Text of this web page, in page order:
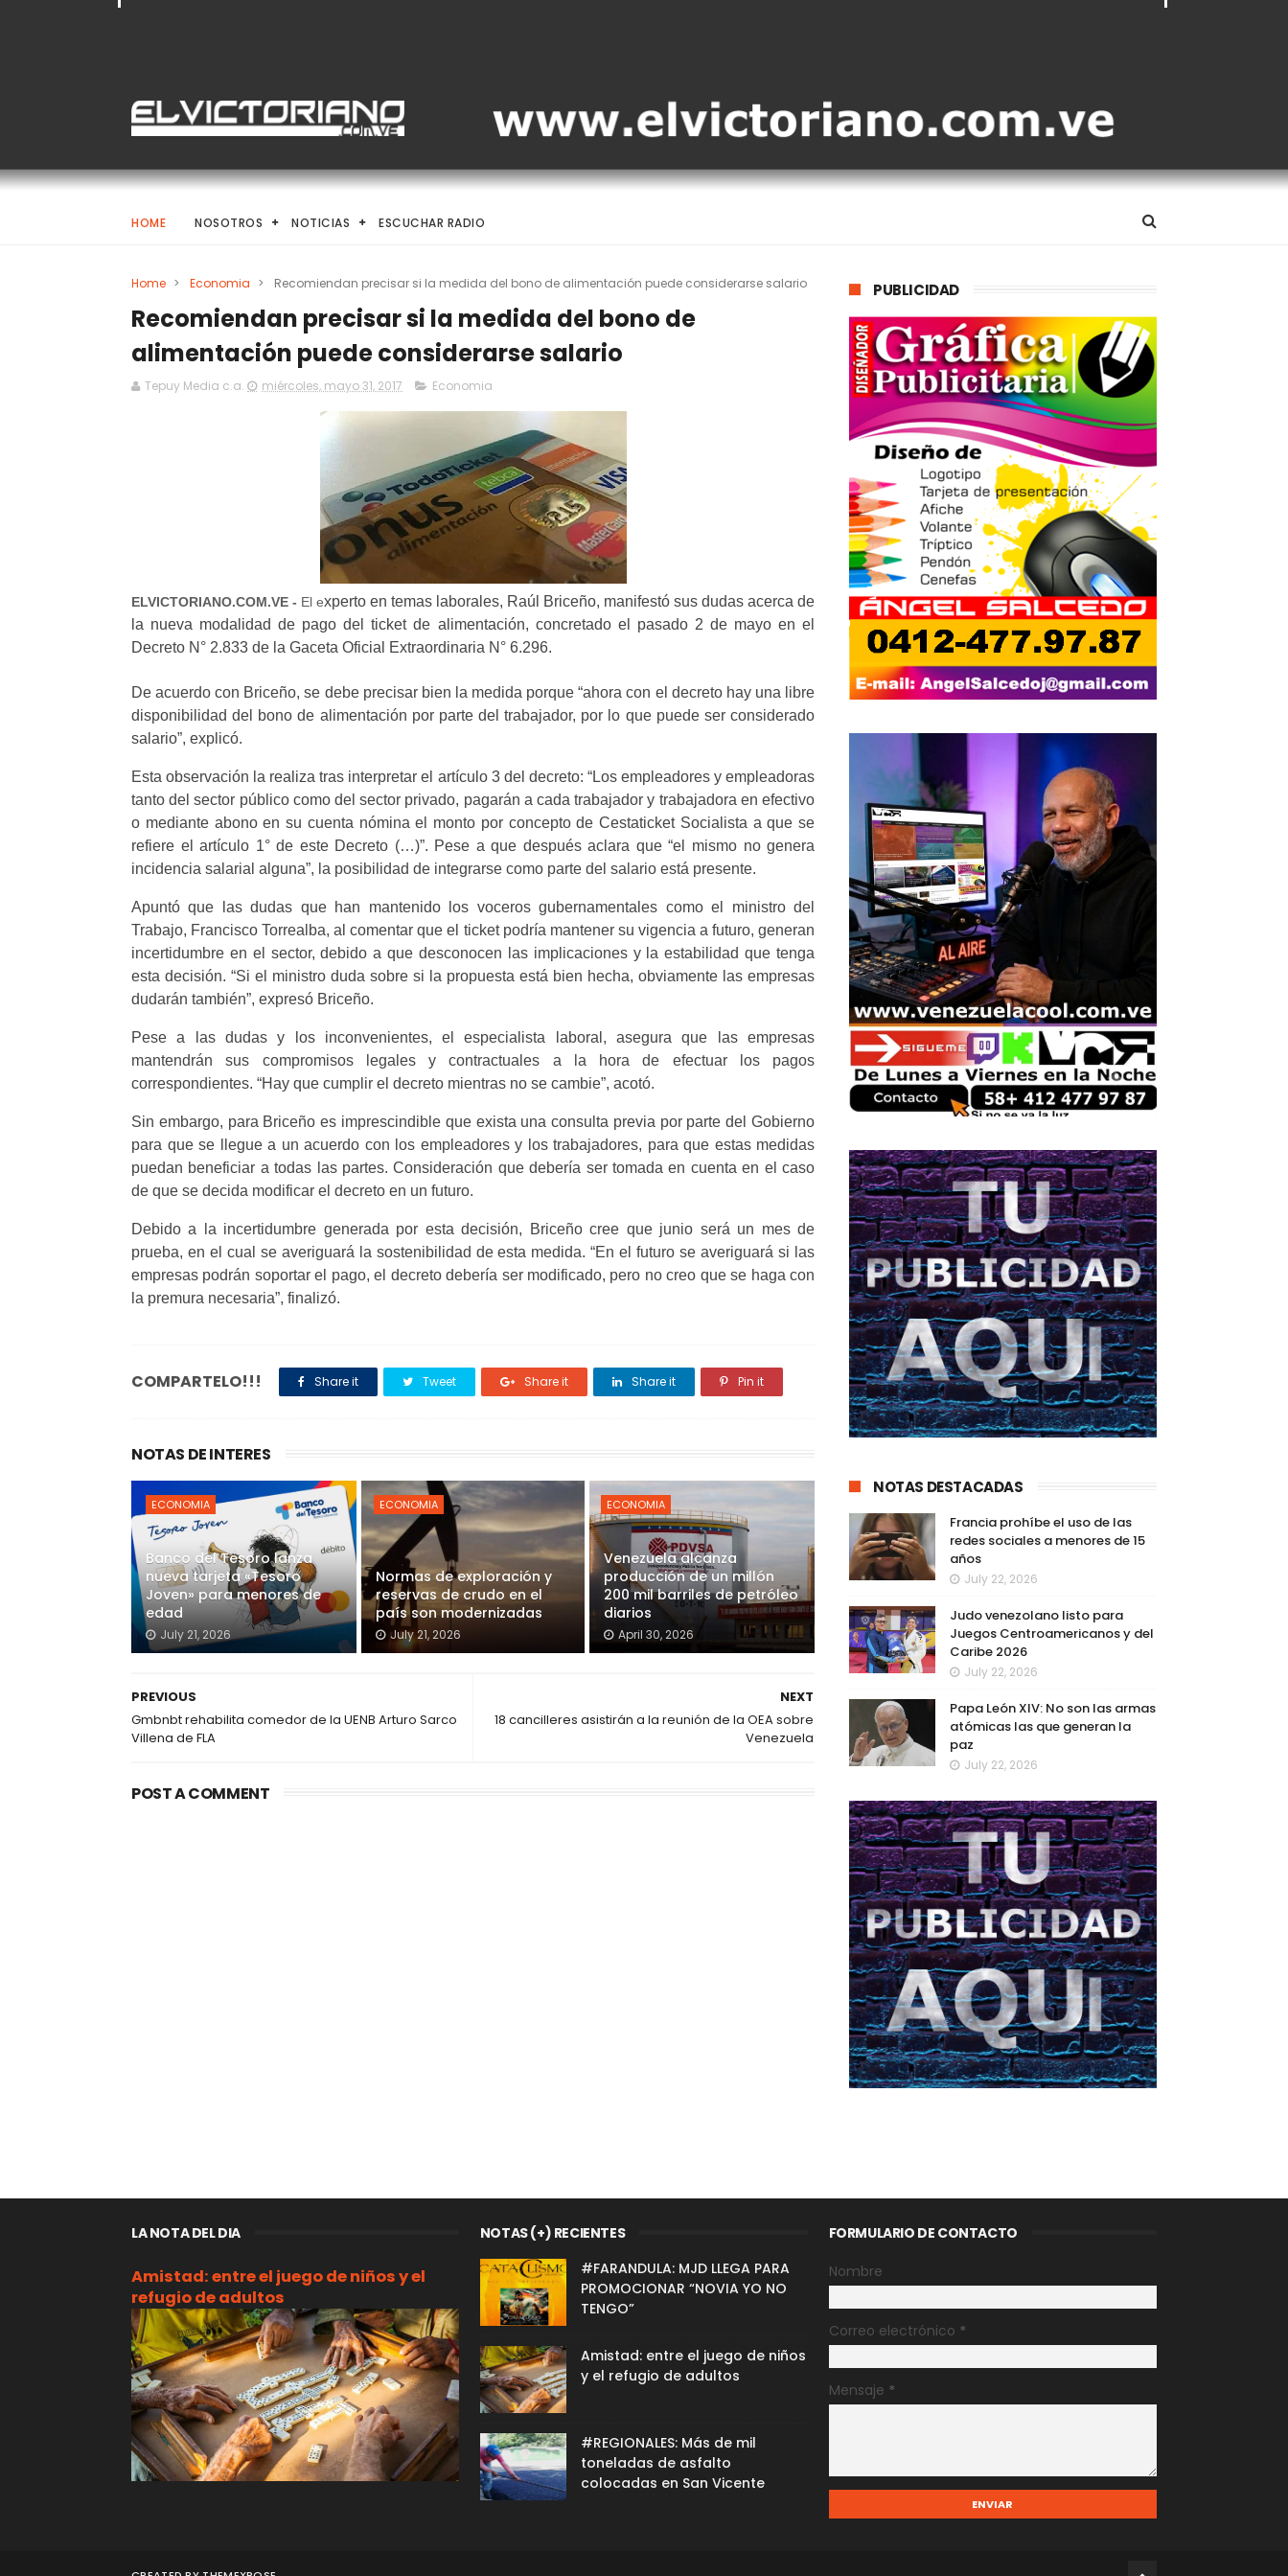
HOME NOSOTROS NOTICIAS ESCUCHAR RADIO
Home > Economia > Recomiendan precisar si la medida del bono de alimentación puede considerarse salario
Recomiendan precisar si la medida del bono de
alimentación puede considerarse salario
Tepuy Media c.a. miércoles, mayo 31, 2017 Economia
ELVICTORIANO.COM.VE - El experto en temas laborales, Raúl Briceño, manifestó sus dudas acerca de
la nueva modalidad de pago del ticket de alimentación, concretado el pasado 2 de mayo en el
Decreto N° 2.833 de la Gaceta Oficial Extraordinaria N° 6.296.
De acuerdo con Briceño, se debe precisar bien la medida porque “ahora con el decreto hay una libre
disponibilidad del bono de alimentación por parte del trabajador, por lo que puede ser considerado
salario”, explicó.
Esta observación la realiza tras interpretar el artículo 3 del decreto: “Los empleadores y empleadoras
tanto del sector público como del sector privado, pagarán a cada trabajador y trabajadora en efectivo
o mediante abono en su cuenta nómina el monto por concepto de Cestaticket Socialista a que se
refiere el artículo 1° de este Decreto (…)”. Pese a que después aclara que “el mismo no genera
incidencia salarial alguna”, la posibilidad de integrarse como parte del salario está presente.
Apuntó que las dudas que han mantenido los voceros gubernamentales como el ministro del
Trabajo, Francisco Torrealba, al comentar que el ticket podría mantener su vigencia a futuro, generan
incertidumbre en el sector, debido a que desconocen las implicaciones y la estabilidad que tenga
esta decisión. “Si el ministro duda sobre si la propuesta está bien hecha, obviamente las empresas
dudarán también”, expresó Briceño.
Pese a las dudas y los inconvenientes, el especialista laboral, asegura que las empresas
mantendrán sus compromisos legales y contractuales a la hora de efectuar los pagos
correspondientes. “Hay que cumplir el decreto mientras no se cambie”, acotó.
Sin embargo, para Briceño es imprescindible que exista una consulta previa por parte del Gobierno
para que se llegue a un acuerdo con los empleadores y los trabajadores, para que estas medidas
puedan beneficiar a todas las partes. Consideración que debería ser tomada en cuenta en el caso
de que se decida modificar el decreto en un futuro.
Debido a la incertidumbre generada por esta decisión, Briceño cree que junio será un mes de
prueba, en el cual se averiguará la sostenibilidad de esta medida. “En el futuro se averiguará si las
empresas podrán soportar el pago, el decreto debería ser modificado, pero no creo que se haga con
la premura necesaria”, finalizó.
COMPARTELO!!! Share it Tweet Share it Share it Pin it
NOTAS DE INTERES
ECONOMIA
Banco del Tesoro lanza
nueva tarjeta «Tesoro
Joven» para menores de
edad
July 21, 2026
ECONOMIA
Normas de exploración y
reservas de crudo en el
país son modernizadas
July 21, 2026
ECONOMIA
Venezuela alcanza
producción de un millón
200 mil barriles de petróleo
diarios
April 30, 2026
NEXT
18 cancilleres asistirán a la reunión de la OEA sobre
Venezuela
PREVIOUS
Gmbnbt rehabilita comedor de la UENB Arturo Sarco
Villena de FLA
POST A COMMENT
PUBLICIDAD
NOTAS DESTACADAS
Francia prohíbe el uso de las
redes sociales a menores de 15
años
July 22, 2026
Judo venezolano listo para
Juegos Centroamericanos y del
Caribe 2026
July 22, 2026
Papa León XIV: No son las armas
atómicas las que generan la
paz
July 22, 2026
LA NOTA DEL DIA
Amistad: entre el juego de niños y el
refugio de adultos
NOTAS (+) RECIENTES
#FARANDULA: MJD LLEGA PARA
PROMOCIONAR “NOVIA YO NO
TENGO”
Amistad: entre el juego de niños
y el refugio de adultos
#REGIONALES: Más de mil
toneladas de asfalto
colocadas en San Vicente
FORMULARIO DE CONTACTO
Nombre
Correo electrónico *
Mensaje *